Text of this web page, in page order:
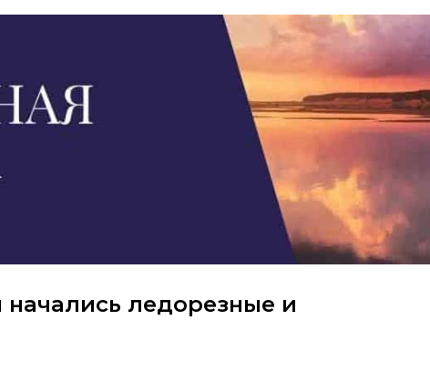
начались ледорезные и